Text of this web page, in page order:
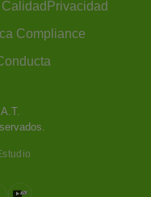
Privacidad
Compliance